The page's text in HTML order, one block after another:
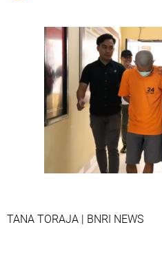
TANA TORAJA | BNRI NEWS